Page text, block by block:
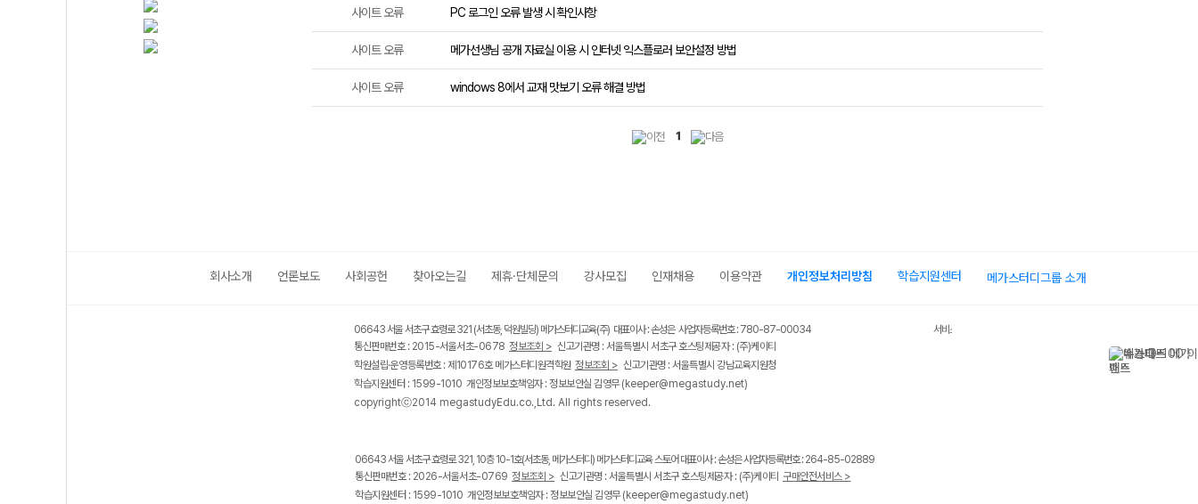
사이트 오류 PC 로그인 오류 발생 시 확인사항
사이트 오류 메가선생님 공개 자료실 이용 시 인터넷 익스플로러 보안설정 방법
사이트 오류 windows 8에서 교재 맛보기 오류 해결 방법
1
회사소개 언론보도 사회공헌 찾아오는길 제휴·단체문의 강사모집 인재채용 이용약관 개인정보처리방침 학습지원센터 메가스터디그룹 소개
06643 서울 서초구 효령로 321 (서초동, 덕원빌딩) 메가스터디교육(주) 대표이사 : 손성은 사업자등록번호 : 780-87-00034
통신판매번호 : 2015-서울서초-0678 정보조회 > 신고기관명 : 서울특별시 서초구 호스팅제공자 : (주)케이티
학원설립·운영등록번호 : 제10176호 메가스터디원격학원 정보조회 > 신고기관명 : 서울특별시 강남교육지원청
학습지원센터 : 1599-1010 개인정보보호책임자 : 정보보안실 김영무(keeper@megastudy.net)
copyrightⓒ2014 megastudyEdu.co.,Ltd. All rights reserved.
서비스 가입사실 확인
06643 서울 서초구 효령로 321, 10층 10-1호(서초동, 메가스터디) 메가스터디교육 스토어 대표이사 : 손성은 사업자등록번호 : 264-85-02889
통신판매번호 : 2026-서울서초-0769 정보조회 > 신고기관명 : 서울특별시 서초구 호스팅제공자 : (주)케이티 구매안전서비스 >
학습지원센터 : 1599-1010 개인정보보호책임자 : 정보보안실 김영무(keeper@megastudy.net)